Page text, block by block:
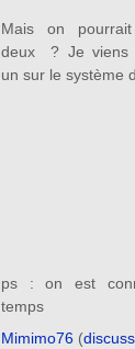
Mais on
deux ? Je viens
un sur le système
ps : on est
temps
Mimimo76(